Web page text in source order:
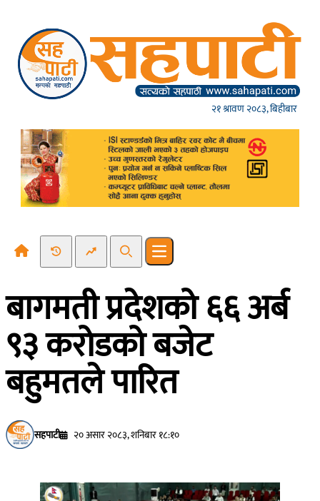
२१ श्रावण २०८३, बिहीबार
Recent NewsTrending News
SearchOpen main menu
बागमती प्रदेशको ६६ अर्ब
९३ करोडको बजेट
बहुमतले पारित
सहपाटी २० असार २०८३, शनिबार १८:१०